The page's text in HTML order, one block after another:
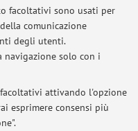
facoltativi sono usati per
comunicazione
degli utenti.
navigazione solo con i
attivando l'opzione
esprimere consensi più
del sito.
IVA: 01131710376
Cookie